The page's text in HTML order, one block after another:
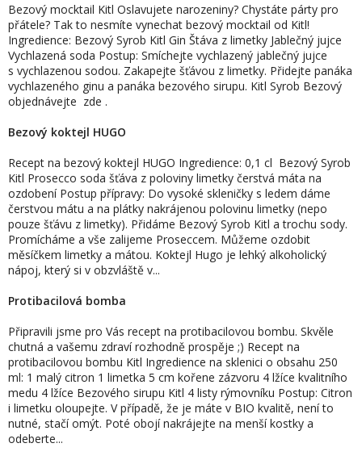
Bezový mocktail Kitl Oslavujete narozeniny? Chystáte párty pro
přátele? Tak to nesmíte vynechat bezový mocktail od Kitl!
Ingredience: Bezový Syrob Kitl Gin Štáva z limetky Jablečný jujce
Vychlazená soda Postup: Smíchejte vychlazený jablečný jujce
s vychlazenou sodou. Zakapejte šťávou z limetky. Přidejte panáka
vychlazeného ginu a panáka bezového sirupu. Kitl Syrob Bezový
objednávejte zde .
Bezový koktejl HUGO
Recept na bezový koktejl HUGO Ingredience: 0,1 cl Bezový Syrob
Kitl Prosecco soda šťáva z poloviny limetky čerstvá máta na
ozdobení Postup přípravy: Do vysoké skleničky s ledem dáme
čerstvou mátu a na plátky nakrájenou polovinu limetky (nepo
pouze šťávu z limetky). Přidáme Bezový Syrob Kitl a trochu sody.
Promícháme a vše zalijeme Proseccem. Můžeme ozdobit
měsíčkem limetky a mátou. Koktejl Hugo je lehký alkoholický
nápoj, který si v obzvláště v...
Protibacilová bomba
Připravili jsme pro Vás recept na protibacilovou bombu. Skvěle
chutná a vašemu zdraví rozhodně prospěje ;) Recept na
protibacilovou bombu Kitl Ingredience na sklenici o obsahu 250
ml: 1 malý citron 1 limetka 5 cm kořene zázvoru 4 lžíce kvalitního
medu 4 lžíce Bezového sirupu Kitl 4 listy rýmovníku Postup: Citron
i limetku oloupejte. V případě, že je máte v BIO kvalitě, není to
nutné, stačí omýt. Poté obojí nakrájejte na menší kostky a
odeberte...